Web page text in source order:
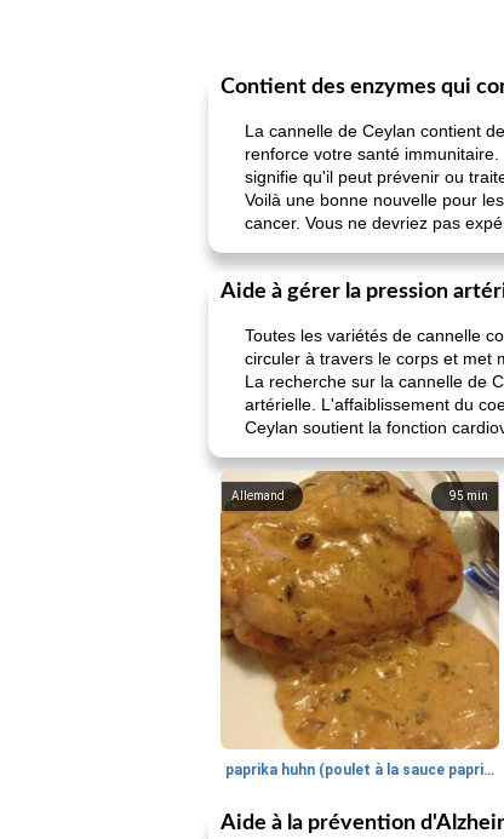
Contient des enzymes qui
La cannelle de Ceylan contient
renforce votre santé
signifie qu'il peut prévenir ou
Voilà une bonne nouvelle pour
cancer. Vous ne devriez pas
Aide à gérer la pression
Toutes les variétés de cannelle
circuler à travers le corps et met
La recherche sur la cannelle de
artérielle. L'affaiblissement du
Ceylan soutient la fonction
95min
Allemand
paprika huhn (poulet à la sauce paprika).
Aide à la prévention